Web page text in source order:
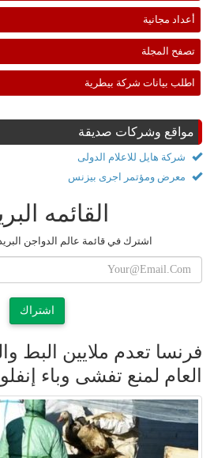
أعداد مجانية
تصفح المجلة
اطلب بيانات شركة بيطرية
مواقع وشركات صديقة
شركة هايل للاعلام الدولى
معرض ومؤتمر اجرى بيزنس
القائمه
اشترك في قائمة عالم الدواجن
اشتراك
فرنسا تعدم ملايين البط
العام لمنع تفشى وباء